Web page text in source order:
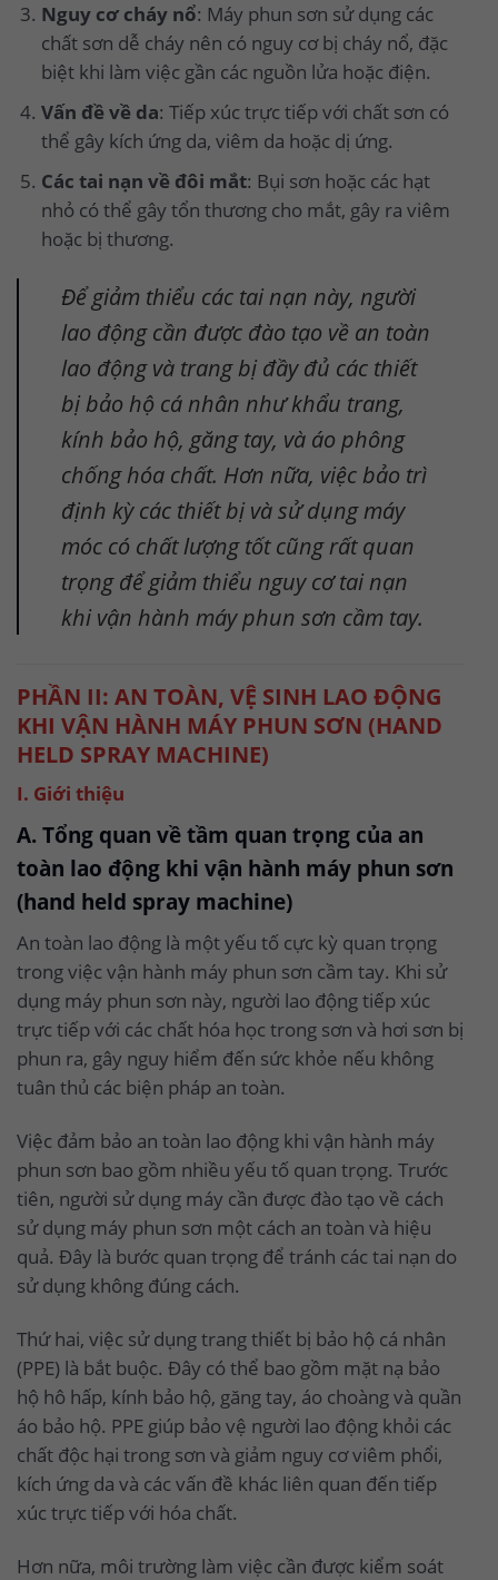
Nguy cơ cháy nổ: Máy phun sơn sử dụng các
chất sơn dễ cháy nên có nguy cơ bị cháy nổ, đặc
biệt khi làm việc gần các nguồn lửa hoặc điện.
Vấn đề về da: Tiếp xúc trực tiếp với chất sơn có
thể gây kích ứng da, viêm da hoặc dị ứng.
Các tai nạn về đôi mắt: Bụi sơn hoặc các hạt
nhỏ có thể gây tổn thương cho mắt, gây ra viêm
hoặc bị thương.
Để giảm thiểu các tai nạn này, người
lao động cần được đào tạo về an toàn
lao động và trang bị đầy đủ các thiết
bị bảo hộ cá nhân như khẩu trang,
kính bảo hộ, găng tay, và áo phông
chống hóa chất. Hơn nữa, việc bảo trì
định kỳ các thiết bị và sử dụng máy
móc có chất lượng tốt cũng rất quan
trọng để giảm thiểu nguy cơ tai nạn
khi vận hành máy phun sơn cầm tay.
PHẦN II: AN TOÀN, VỆ SINH LAO ĐỘNG
KHI VẬN HÀNH MÁY PHUN SƠN (HAND
HELD SPRAY MACHINE)
I. Giới thiệu
A. Tổng quan về tầm quan trọng của an
toàn lao động khi vận hành máy phun sơn
(hand held spray machine)
An toàn lao động là một yếu tố cực kỳ quan trọng
trong việc vận hành máy phun sơn cầm tay. Khi sử
dụng máy phun sơn này, người lao động tiếp xúc
trực tiếp với các chất hóa học trong sơn và hơi sơn bị
phun ra, gây nguy hiểm đến sức khỏe nếu không
tuân thủ các biện pháp an toàn.
Việc đảm bảo an toàn lao động khi vận hành máy
phun sơn bao gồm nhiều yếu tố quan trọng. Trước
tiên, người sử dụng máy cần được đào tạo về cách
sử dụng máy phun sơn một cách an toàn và hiệu
quả. Đây là bước quan trọng để tránh các tai nạn do
sử dụng không đúng cách.
Thứ hai, việc sử dụng trang thiết bị bảo hộ cá nhân
(PPE) là bắt buộc. Đây có thể bao gồm mặt nạ bảo
hộ hô hấp, kính bảo hộ, găng tay, áo choàng và quần
áo bảo hộ. PPE giúp bảo vệ người lao động khỏi các
chất độc hại trong sơn và giảm nguy cơ viêm phổi,
kích ứng da và các vấn đề khác liên quan đến tiếp
xúc trực tiếp với hóa chất.
Hơn nữa, môi trường làm việc cần được kiểm soát